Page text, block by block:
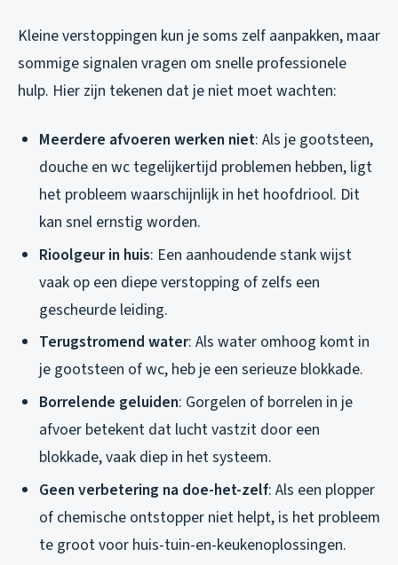
Kleine verstoppingen kun je soms zelf aanpakken, maar
sommige signalen vragen om snelle professionele
hulp. Hier zijn tekenen dat je niet moet wachten:
Meerdere afvoeren werken niet: Als je gootsteen,
douche en wc tegelijkertijd problemen hebben, ligt
het probleem waarschijnlijk in het hoofdriool. Dit
kan snel ernstig worden.
Rioolgeur in huis: Een aanhoudende stank wijst
vaak op een diepe verstopping of zelfs een
gescheurde leiding.
Terugstromend water: Als water omhoog komt in
je gootsteen of wc, heb je een serieuze blokkade.
Borrelende geluiden: Gorgelen of borrelen in je
afvoer betekent dat lucht vastzit door een
blokkade, vaak diep in het systeem.
Geen verbetering na doe-het-zelf: Als een plopper
of chemische ontstopper niet helpt, is het probleem
te groot voor huis-tuin-en-keukenoplossingen.